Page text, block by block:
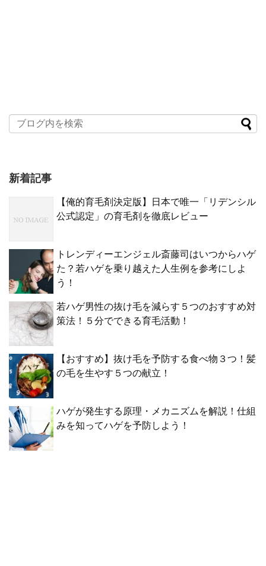
新着記事
【俺的育毛剤決定版】日本で唯一「リデンシル
公式認定」の育毛剤を徹底レビュー
トレンディーエンジェル斎藤司はいつからハゲ
た？若ハゲを乗り越えた人生例を参考にしよ
う！
若ハゲ男性の抜け毛を減らす５つのおすすめ対
策法！５分でできる育毛活動！
【おすすめ】抜け毛を予防する食べ物３つ！髪
の毛を生やす５つの献立！
ハゲが発生する原理・メカニズムを解説！仕組
みを知ってハゲを予防しよう！